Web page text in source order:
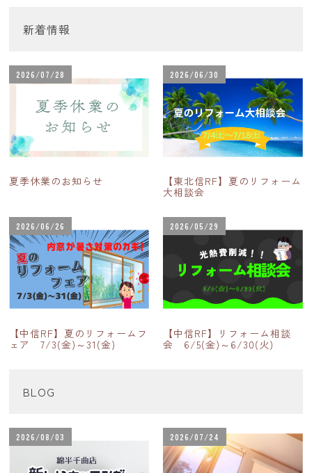
新着情報
2026/07/28
夏季休業のお知らせ
2026/06/30
【東北信RF】夏のリフォーム
大相談会
2026/06/26
【中信RF】夏のリフォームフ
ェア 7/3(金)～31(金)
2026/05/29
【中信RF】リフォーム相談
会 6/5(金)～6/30(火)
BLOG
2026/08/03 2026/07/24